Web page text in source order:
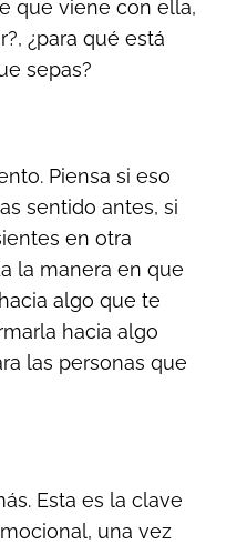
que viene con ella,
¿para qué está
sepas?
Piensa si eso
sentido antes, si
en otra
la manera en que
algo que te
hacia algo
las personas que
Esta es la clave
una vez